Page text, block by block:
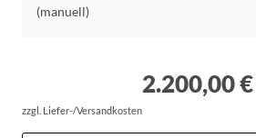
(manuell)
2.200,00
zzgl. Liefer-/Versandkosten